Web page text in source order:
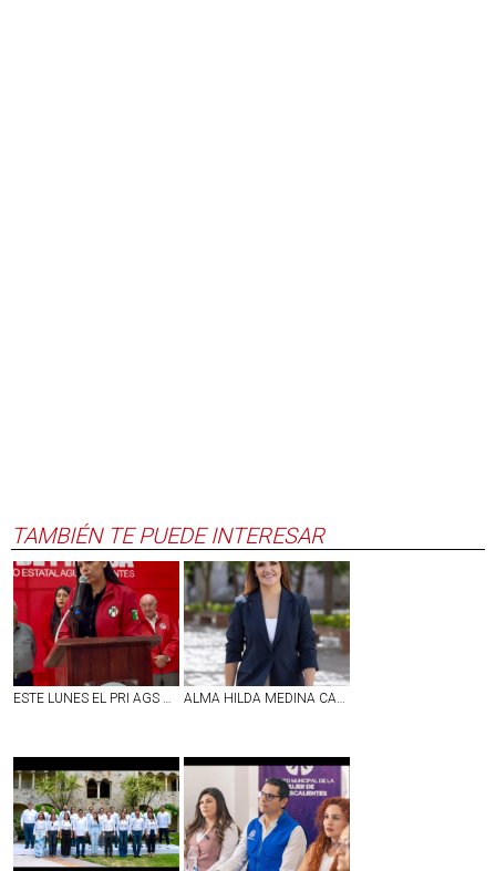
TAMBIÉN TE PUEDE INTERESAR
ESTE LUNES EL PRI AGS RECIBIRÁ FÓRMULAS DE ASPIRANTES A LA PRESIDENCIA Y SECRETARÍA GENERAL DEL CDE: LESLIE ATILANO ALMA HILDA MEDINA CALIFICA COMO 'LEY CENSURA' Y 'GRAN TRAMPA' LA INICIATIVA DE DERECHO DE AUDIENCIAS